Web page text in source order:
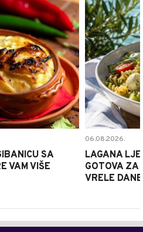
SA
VAM VIŠE
06.08.2026.
LAGANA
GOTOVA ZA
VRELE DANE